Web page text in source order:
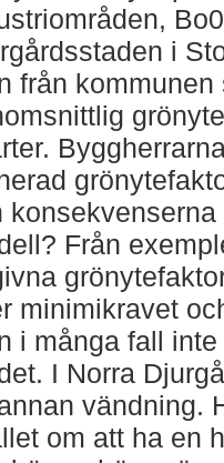
i
från
Från
minimikravet
i många fall
I Norra
vändning.
om att ha en